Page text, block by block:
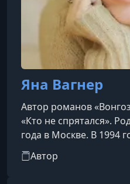
Яна Вагнер
Автор романов
«Кто не спрятался».
года в Москве. В 1994
Российский
университет (РГГУ).
Автор